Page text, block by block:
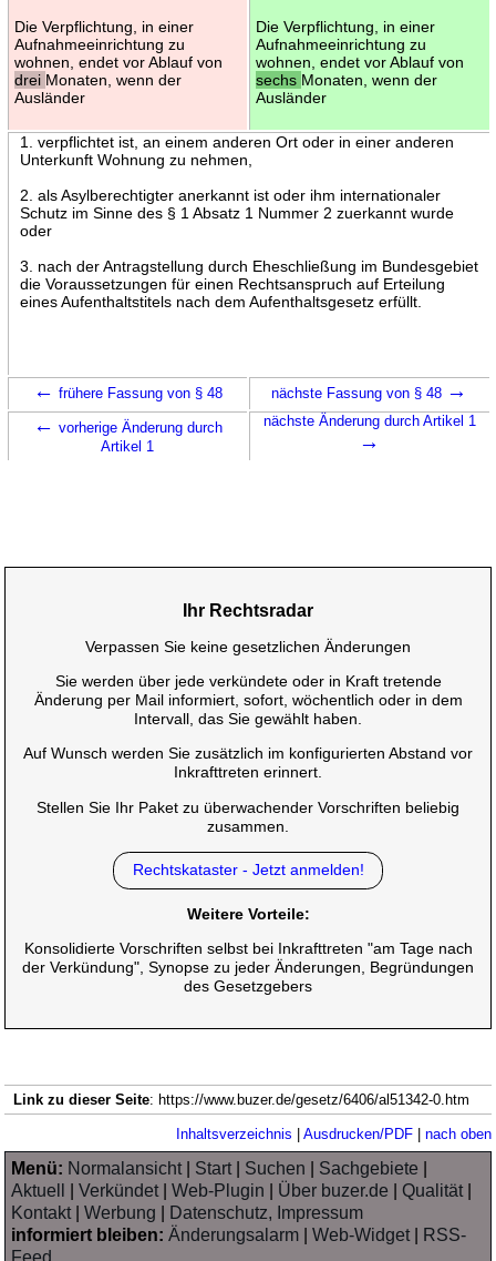
Die Verpflichtung, in einer
Aufnahmeeinrichtung zu
wohnen, endet vor Ablauf von
drei Monaten, wenn der
Ausländer
Die Verpflichtung, in einer
Aufnahmeeinrichtung zu
wohnen, endet vor Ablauf von
sechs Monaten, wenn der
Ausländer
1. verpflichtet ist, an einem anderen Ort oder in einer anderen
Unterkunft Wohnung zu nehmen,
2. als Asylberechtigter anerkannt ist oder ihm internationaler
Schutz im Sinne des § 1 Absatz 1 Nummer 2 zuerkannt wurde
oder
3. nach der Antragstellung durch Eheschließung im Bundesgebiet
die Voraussetzungen für einen Rechtsanspruch auf Erteilung
eines Aufenthaltstitels nach dem Aufenthaltsgesetz erfüllt.
← frühere Fassung von § 48 nächste Fassung von § 48 →
← vorherige Änderung durch
Artikel 1
nächste Änderung durch Artikel 1
→
Ihr Rechtsradar
Verpassen Sie keine gesetzlichen Änderungen
Sie werden über jede verkündete oder in Kraft tretende
Änderung per Mail informiert, sofort, wöchentlich oder in dem
Intervall, das Sie gewählt haben.
Auf Wunsch werden Sie zusätzlich im konfigurierten Abstand vor
Inkrafttreten erinnert.
Stellen Sie Ihr Paket zu überwachender Vorschriften beliebig
zusammen.
Rechtskataster - Jetzt anmelden!
Weitere Vorteile:
Konsolidierte Vorschriften selbst bei Inkrafttreten "am Tage nach
der Verkündung", Synopse zu jeder Änderungen, Begründungen
des Gesetzgebers
Link zu dieser Seite: https://www.buzer.de/gesetz/6406/al51342-0.htm
Inhaltsverzeichnis Ausdrucken/PDF| nach oben
Menü: Normalansicht| Start| Suchen Sachgebiete
Aktuell
|Verkündet|Web-Plugin Über buzer.de |Qualität|
Kontakt|Werbung
Datenschutz, Impressum
informiert bleiben: Änderungsalarm |Web-Widget|
RSS-